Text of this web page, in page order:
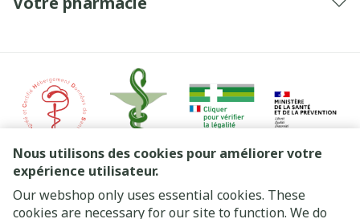
Nous utilisons des cookies pour améliorer votre
expérience utilisateur.
Our webshop only uses essential cookies. These
cookies are necessary for our site to function. We do
Liens légaux